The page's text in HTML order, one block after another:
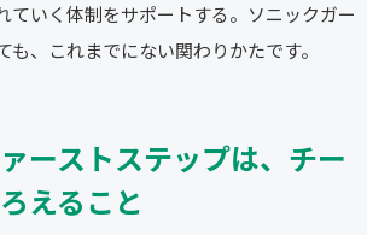
ていく体制をサポートする。ソニックガー
も、これまでにない関わりかたです。
ーストステップは、チー
えること